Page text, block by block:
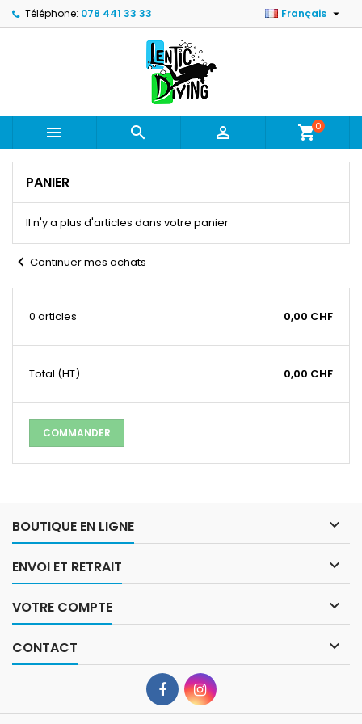
Téléphone: 078 441 33 33 Français 
   shopping_cart0
PANIER
Il n'y a plus d'articles dans votre panier
chevron_left Continuer mes achats
0 articles 0,00 CHF
Total (HT) 0,00 CHF
COMMANDER
BOUTIQUE EN LIGNE 
ENVOI ET RETRAIT 
VOTRE COMPTE 
CONTACT 